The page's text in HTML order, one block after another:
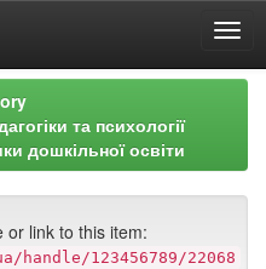
та психології
дошкільної освіти
or link to this item:
handle/123456789/22068